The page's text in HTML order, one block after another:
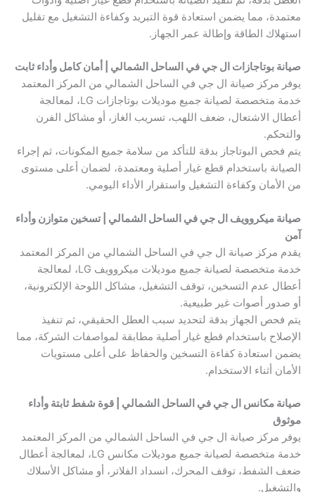
معتمدة، مما يضمن استعادة قوة التبريد وكفاءة التشغيل مع تقليل
استهلاك الطاقة وإطالة عمر الجهاز.
صيانة بوتاجازات ال جي في الساحل الشمالي | أمان كامل وأداء ثابت
يوفر مركز صيانة ال جي في الساحل الشمالي من المركز المعتمد
خدمة متخصصة لصيانة جميع موديلات بوتاجازات LG، لمعالجة
أعطال الاشتعال، ضعف اللهب، تسريب الغاز، أو مشاكل الفرن
والتحكم.
يتم فحص البوتاجاز بدقة للتأكد من سلامة جميع المكونات، ثم إجراء
الصيانة باستخدام قطع غيار أصلية ومعتمدة، لضمان أعلى مستوى
من الأمان وكفاءة التشغيل واستقرار الأداء اليومي.
صيانة ميكروويف ال جي في الساحل الشمالي | تسخين متوازن وأداء
آمن
يقدم مركز صيانة ال جي في الساحل الشمالي من المركز المعتمد
خدمة متخصصة لصيانة جميع موديلات ميكروويف LG، لمعالجة
أعطال عدم التسخين، توقف التشغيل، مشاكل اللوحة الإلكترونية،
أو صدور أصوات غير طبيعية.
يتم فحص الجهاز بدقة لتحديد سبب العطل الحقيقي، ثم تنفيذ
الإصلاح باستخدام قطع غيار أصلية مطابقة لمواصفات الشركة، مما
يضمن استعادة كفاءة التسخين والحفاظ على أعلى مستويات
الأمان أثناء الاستخدام.
صيانة مكانس ال جي في الساحل الشمالي | قوة شفط ثابتة وأداء
موثوق
يوفر مركز صيانة ال جي في الساحل الشمالي من المركز المعتمد
خدمة متخصصة لصيانة جميع موديلات مكانس LG، لمعالجة أعطال
ضعف الشفط، توقف المحرك، انسداد الفلاتر، أو مشاكل الأسلاك
والتشغيل.